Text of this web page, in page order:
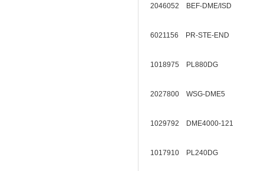
2046052 BEF-DME/ISD
6021156 PR-STE-END
1018975 PL880DG
2027800 WSG-DME5
1029792 DME4000-121
1017910 PL240DG